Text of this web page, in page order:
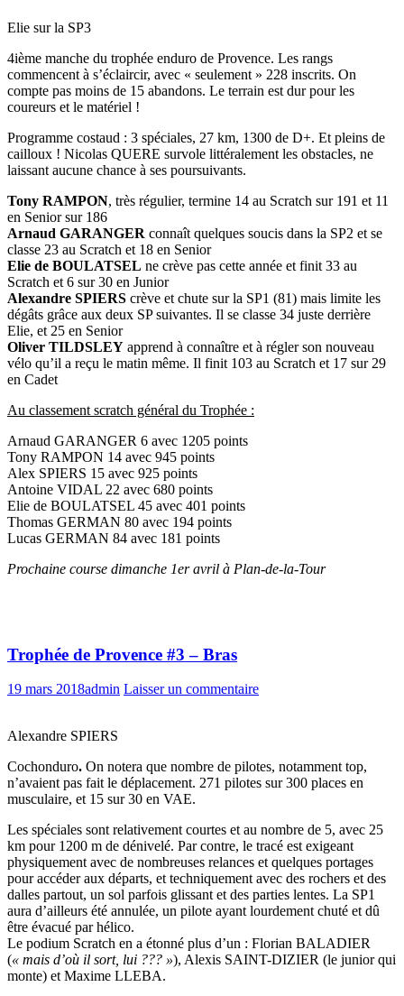
Elie sur la SP3
4ième manche du trophée enduro de Provence. Les rangs
commencent à s’éclaircir, avec « seulement » 228 inscrits. On
compte pas moins de 15 abandons. Le terrain est dur pour les
coureurs et le matériel !
Programme costaud : 3 spéciales, 27 km, 1300 de D+. Et pleins de
cailloux ! Nicolas QUERE survole littéralement les obstacles, ne
laissant aucune chance à ses poursuivants.
Tony RAMPON, très régulier, termine 14 au Scratch sur 191 et 11
en Senior sur 186
Arnaud GARANGER connaît quelques soucis dans la SP2 et se
classe 23 au Scratch et 18 en Senior
Elie de BOULATSEL ne crève pas cette année et finit 33 au
Scratch et 6 sur 30 en Junior
Alexandre SPIERS crève et chute sur la SP1 (81) mais limite les
dégâts grâce aux deux SP suivantes. Il se classe 34 juste derrière
Elie, et 25 en Senior
Oliver TILDSLEY apprend à connaître et à régler son nouveau
vélo qu’il a reçu le matin même. Il finit 103 au Scratch et 17 sur 29
en Cadet
Au classement scratch général du Trophée :
Arnaud GARANGER 6 avec 1205 points
Tony RAMPON 14 avec 945 points
Alex SPIERS 15 avec 925 points
Antoine VIDAL 22 avec 680 points
Elie de BOULATSEL 45 avec 401 points
Thomas GERMAN 80 avec 194 points
Lucas GERMAN 84 avec 181 points
Prochaine course dimanche 1er avril à Plan-de-la-Tour
Trophée de Provence #3 – Bras
19 mars 2018admin Laisser un commentaire
Alexandre SPIERS
Cochonduro. On notera que nombre de pilotes, notamment top,
n’avaient pas fait le déplacement. 271 pilotes sur 300 places en
musculaire, et 15 sur 30 en VAE.
Les spéciales sont relativement courtes et au nombre de 5, avec 25
km pour 1200 m de dénivelé. Par contre, le tracé est exigeant
physiquement avec de nombreuses relances et quelques portages
pour accéder aux départs, et techniquement avec des rochers et des
dalles partout, un sol parfois glissant et des parties lentes. La SP1
aura d’ailleurs été annulée, un pilote ayant lourdement chuté et dû
être évacué par hélico.
Le podium Scratch en a étonné plus d’un : Florian BALADIER
(« mais d’où il sort, lui ??? »), Alexis SAINT-DIZIER (le junior qui
monte) et Maxime LLEBA.